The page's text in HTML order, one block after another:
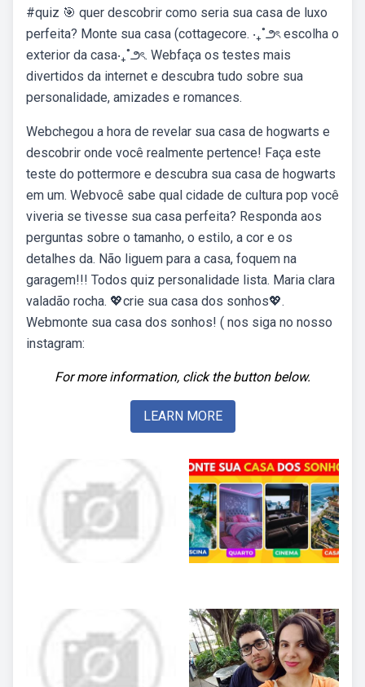
#quiz 🎯 quer descobrir como seria sua casa de luxo
perfeita? Monte sua casa (cottagecore. ‧₊˚౨ৎ escolha o
exterior da casa‧₊˚౨ৎ. Webfaça os testes mais
divertidos da internet e descubra tudo sobre sua
personalidade, amizades e romances.
Webchegou a hora de revelar sua casa de hogwarts e
descobrir onde você realmente pertence! Faça este
teste do pottermore e descubra sua casa de hogwarts
em um. Webvocê sabe qual cidade de cultura pop você
viveria se tivesse sua casa perfeita? Responda aos
perguntas sobre o tamanho, o estilo, a cor e os
detalhes da. Não liguem para a casa, foquem na
garagem!!! Todos quiz personalidade lista. Maria clara
valadão rocha. 💖crie sua casa dos sonhos💖.
Webmonte sua casa dos sonhos! ( nos siga no nosso
instagram:
For more information, click the button below.
LEARN MORE